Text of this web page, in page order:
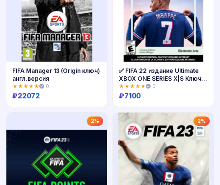
FIFA Manager 13 (Origin ключ)
англ.версия
★★★★★ 0
₽22072
✅ FIFA 22 издание Ultimate
XBOX ONE SERIES X|S Ключ
🔑
★★★★★ 0
₽7100
2% 2%